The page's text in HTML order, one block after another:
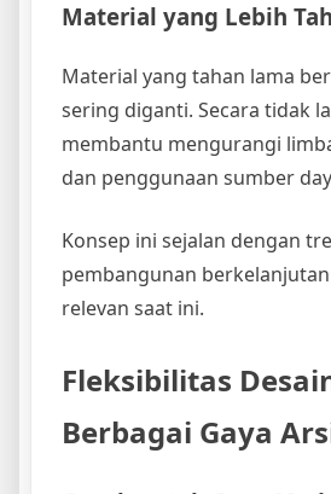
Material yang Lebih
Material yang tahan lama
sering diganti. Secara tidak
membantu mengurangi
dan penggunaan sumber
Konsep ini sejalan dengan
pembangunan
relevan saat ini.
Fleksibilitas
Berbagai Gaya